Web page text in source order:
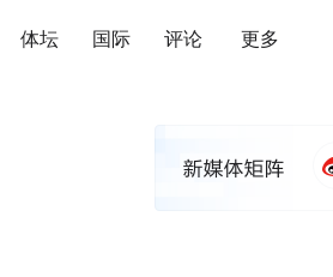
体坛 国际 评论 更多